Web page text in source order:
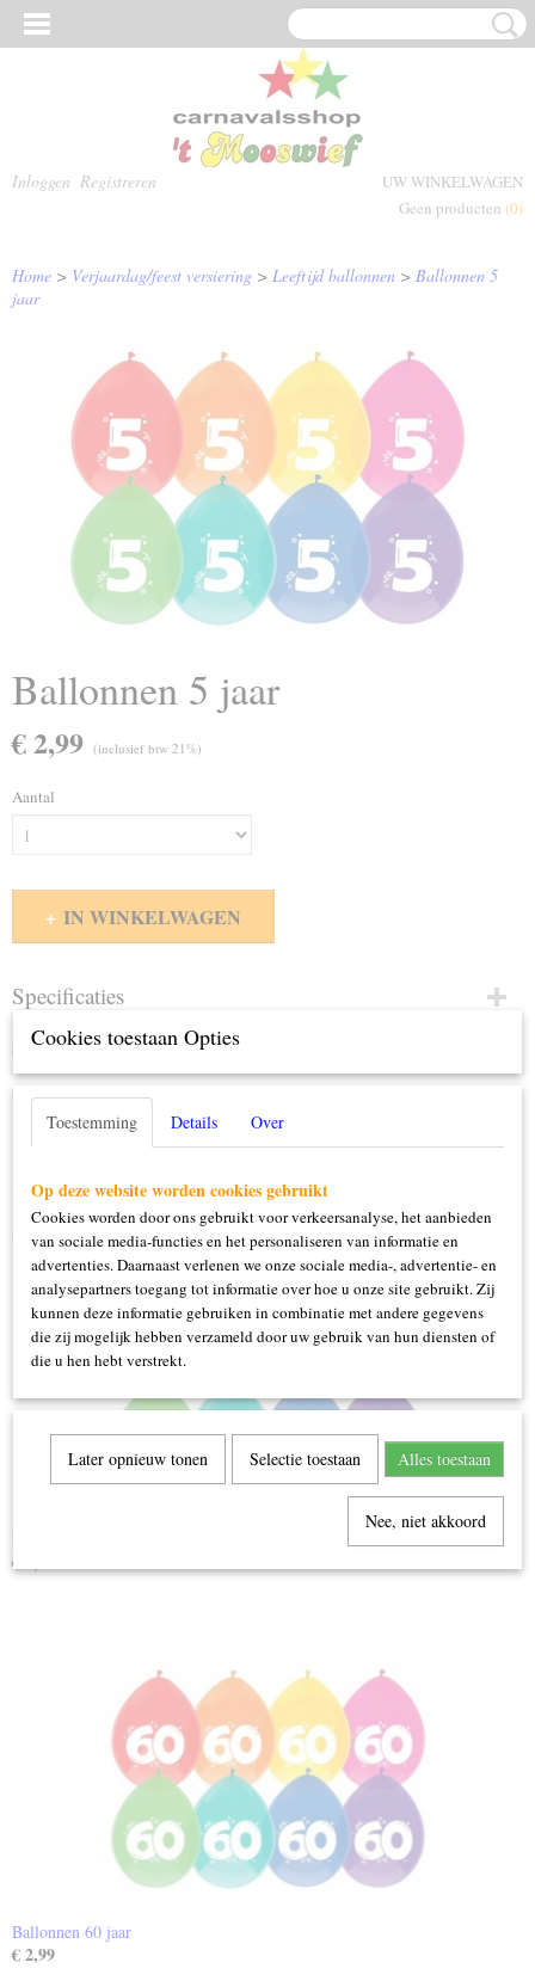
Inloggen Registreren
UW WINKELWAGEN
Geen producten (0)
Home > Verjaardag/feest versiering > Leeftijd ballonnen > Ballonnen 5
jaar
Ballonnen 5 jaar
€ 2,99 (inclusief btw 21%)
Aantal
IN WINKELWAGEN
Specificaties
Productcode
Omschrijving
8 stuks 30cm
Ook interessant
€ 2,99
Ballonnen 60 jaar
€ 2,99
Cookies toestaan Opties
Toestemming Details Over
Op deze website worden cookies gebruikt
Cookies worden door ons gebruikt voor verkeersanalyse, het aanbieden
van sociale media-functies en het personaliseren van informatie en
advertenties. Daarnaast verlenen we onze sociale media-, advertentie- en
analysepartners toegang tot informatie over hoe u onze site gebruikt. Zij
kunnen deze informatie gebruiken in combinatie met andere gegevens
die zij mogelijk hebben verzameld door uw gebruik van hun diensten of
die u hen hebt verstrekt.
Later opnieuw tonen Selectie toestaan Alles toestaan
Nee, niet akkoord